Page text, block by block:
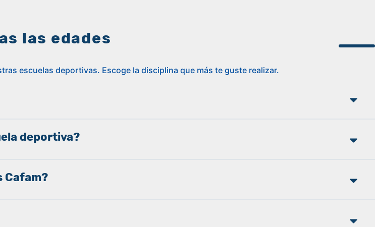
las edades
escuelas deportivas. Escoge la disciplina que más te guste realizar.
deportiva?
Cafam?